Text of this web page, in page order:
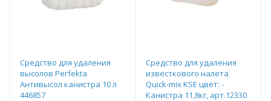
Средство для удаления
высолов Perfekta
Антивысол канистра 10 л
446857
Средство для удаления
известкового налета
Quick-mix KSE цвет: -
Канистра 11,8кг, арт.12330